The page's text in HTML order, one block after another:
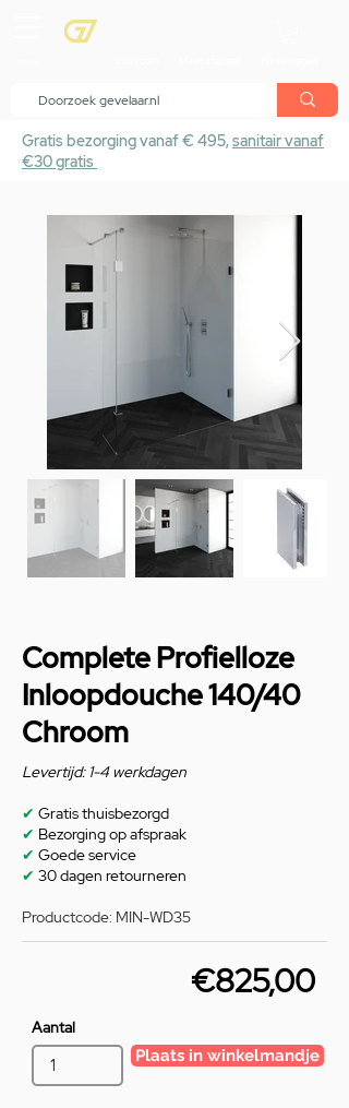
Gratis bezorging vanaf € 495,sanitair vanaf
€30 gratis
Complete Profielloze
Inloopdouche 140/40
Chroom
Levertijd: 1-4 werkdagen
✔ Gratis thuisbezorgd
✔ Bezorging op afspraak
✔ Goede service
✔ 30 dagen retourneren
Productcode: MIN-WD35
€825,00
Aantal
Plaats in winkelmandje